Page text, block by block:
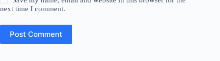
next time I comment.
Post Comment